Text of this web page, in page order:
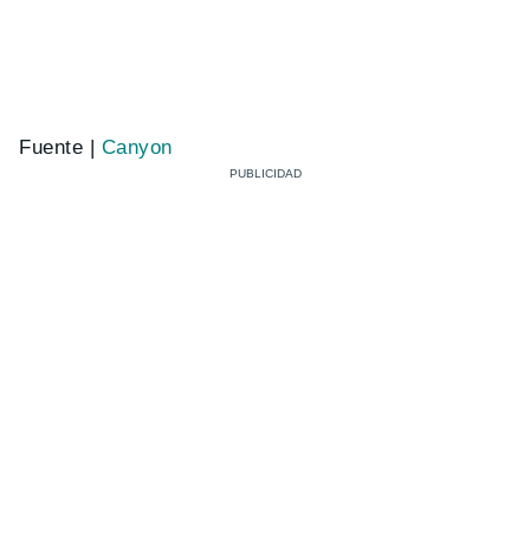
Fuente | Canyon